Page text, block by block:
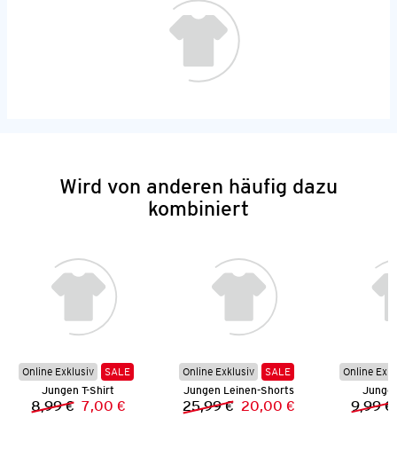
Wird von anderen häufig dazu
kombiniert
Online Exklusiv
SALE
Jungen T-Shirt
Vorheriger Preis:
8,99 € Neuer Preis:
7,00 €
Online Exklusiv
SALE
Jungen Leinen-Shorts
Vorheriger Preis:
25,99 € Neuer Preis:
20,00 €
Online
9,99 €